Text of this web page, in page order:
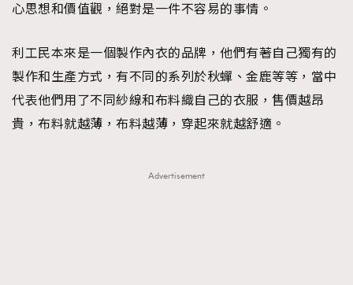
心思想和價值觀，絕對是一件不容易的事情。
利工民本來是一個製作內衣的品牌，他們有著自己獨有的
製作和生產方式，有不同的系列於秋蟬、金鹿等等，當中
代表他們用了不同紗線和布料織自己的衣服，售價越昂
貴，布料就越薄，布料越薄，穿起來就越舒適。
Advertisement